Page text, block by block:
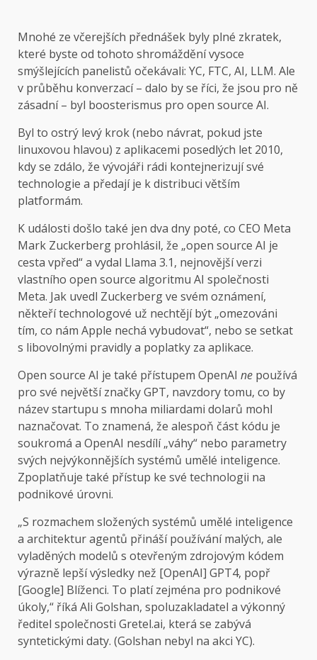
Mnohé ze včerejších přednášek byly plné zkratek,
které byste od tohoto shromáždění vysoce
smýšlejících panelistů očekávali: YC, FTC, AI, LLM. Ale
v průběhu konverzací – dalo by se říci, že jsou pro ně
zásadní – byl boosterismus pro open source AI.
Byl to ostrý levý krok (nebo návrat, pokud jste
linuxovou hlavou) z aplikacemi posedlých let 2010,
kdy se zdálo, že vývojáři rádi kontejnerizují své
technologie a předají je k distribuci větším
platformám.
K události došlo také jen dva dny poté, co CEO Meta
Mark Zuckerberg prohlásil, že „open source AI je
cesta vpřed“ a vydal Llama 3.1, nejnovější verzi
vlastního open source algoritmu AI společnosti
Meta. Jak uvedl Zuckerberg ve svém oznámení,
někteří technologové už nechtějí být „omezováni
tím, co nám Apple nechá vybudovat“, nebo se setkat
s libovolnými pravidly a poplatky za aplikace.
Open source AI je také přístupem OpenAI ne používá
pro své největší značky GPT, navzdory tomu, co by
název startupu s mnoha miliardami dolarů mohl
naznačovat. To znamená, že alespoň část kódu je
soukromá a OpenAI nesdílí „váhy“ nebo parametry
svých nejvýkonnějších systémů umělé inteligence.
Zpoplatňuje také přístup ke své technologii na
podnikové úrovni.
„S rozmachem složených systémů umělé inteligence
a architektur agentů přináší používání malých, ale
vyladěných modelů s otevřeným zdrojovým kódem
výrazně lepší výsledky než [OpenAI] GPT4, popř
[Google] Blíženci. To platí zejména pro podnikové
úkoly,“ říká Ali Golshan, spoluzakladatel a výkonný
ředitel společnosti Gretel.ai, která se zabývá
syntetickými daty. (Golshan nebyl na akci YC).